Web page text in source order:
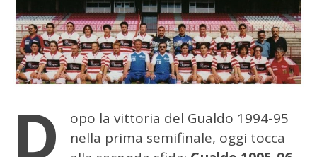
D
opo la vittoria del Gualdo 1994-95
nella prima semifinale, oggi tocca